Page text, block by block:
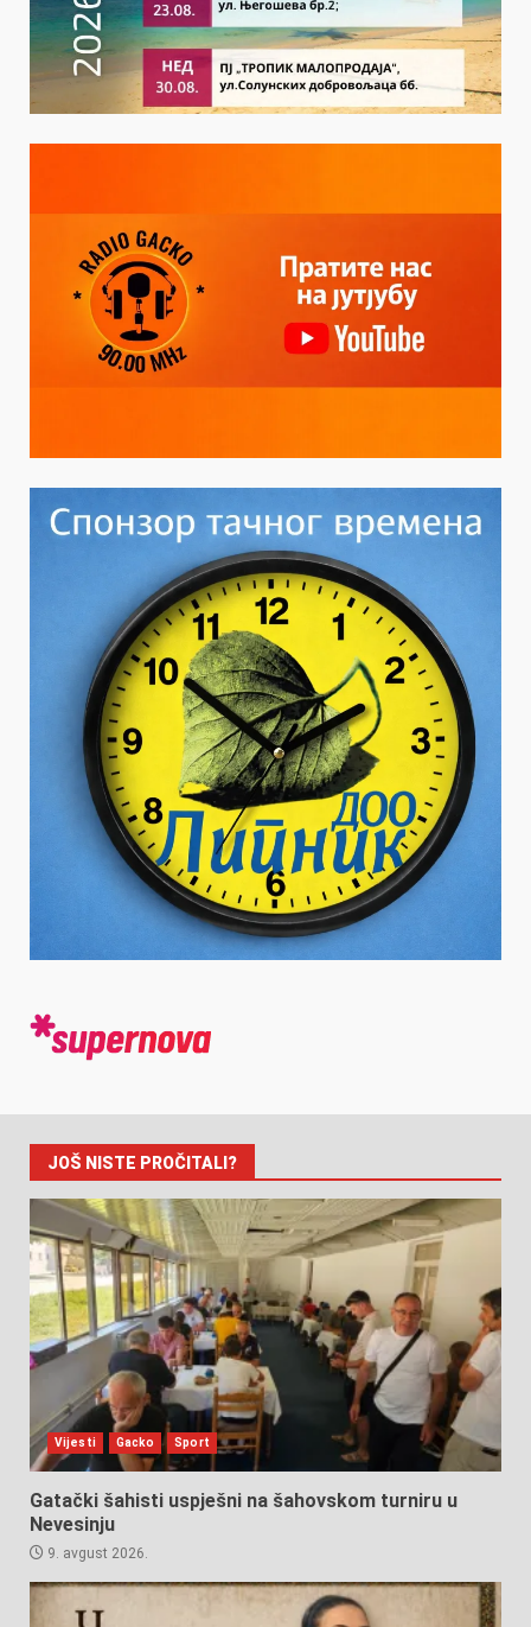
JOŠ NISTE PROČITALI?
Vijesti Gacko Sport
Gatački šahisti uspješni na šahovskom turniru u
Nevesinju
9. avgust 2026.